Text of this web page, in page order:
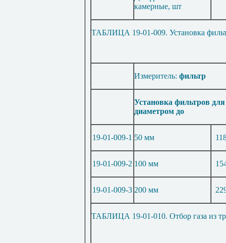
камерные, шт
ТАБЛИЦА 19-01-009. Установка
Измеритель: фильтр
Установка фильтров
диаметром до
19-01-009-1 50 мм
19-01-009-2 100 мм
19-01-009-3 200 мм
ТАБЛИЦА 19-01-010. Отбор газа из